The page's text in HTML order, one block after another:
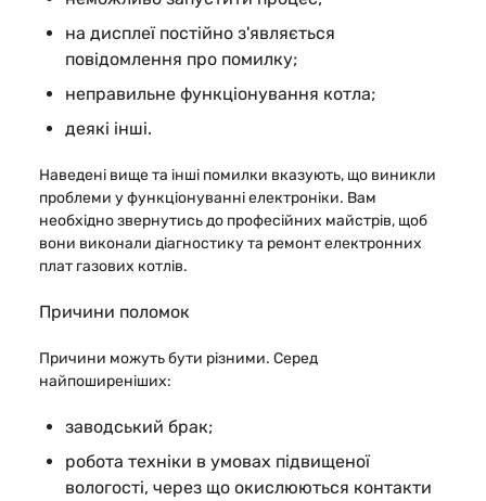
на дисплеї постійно з'являється
повідомлення про помилку;
неправильне функціонування котла;
деякі інші.
Наведені вище та інші помилки вказують, що виникли
проблеми у функціонуванні електроніки. Вам
необхідно звернутись до професійних майстрів, щоб
вони виконали діагностику та ремонт електронних
плат газових котлів.
Причини поломок
Причини можуть бути різними. Серед
найпоширеніших:
заводський брак;
робота техніки в умовах підвищеної
вологості, через що окислюються контакти